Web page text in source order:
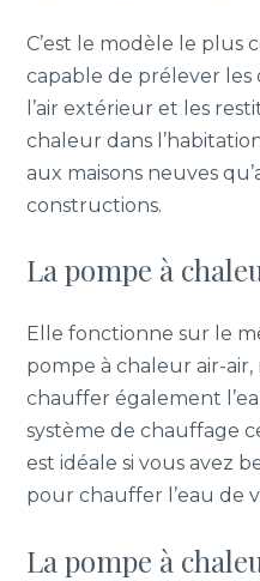
C’est le modèle le plus
capable de prélever les
l’air extérieur et les
chaleur dans
aux maisons neuves
constructions.
La pompe à
Elle fonctionne sur le
pompe à chaleur air-
chauffer également
système de chauffage
est idéale si vous avez
pour chauffer l’eau de
La pompe à